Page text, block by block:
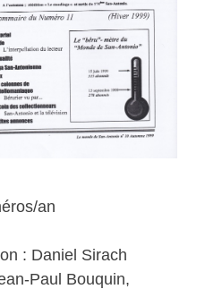
an
: Daniel Sirach
Paul Bouquin,